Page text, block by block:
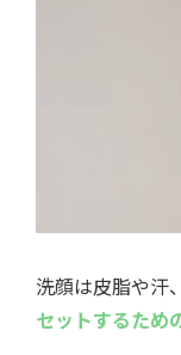
洗顔は皮脂や汗
セットするため